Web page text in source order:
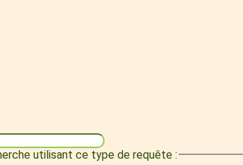
utilisant ce type de requête :